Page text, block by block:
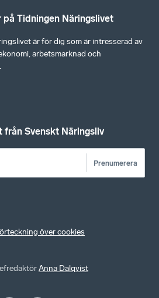
på Tidningen Näringslivet
är för dig som är intresserad av
arbetsmarknad och
från Svenskt Näringsliv
Prenumerera
över cookies
Anna Dalqvist